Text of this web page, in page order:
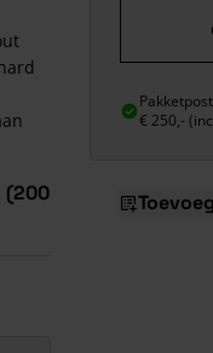
(200
€ 250,-